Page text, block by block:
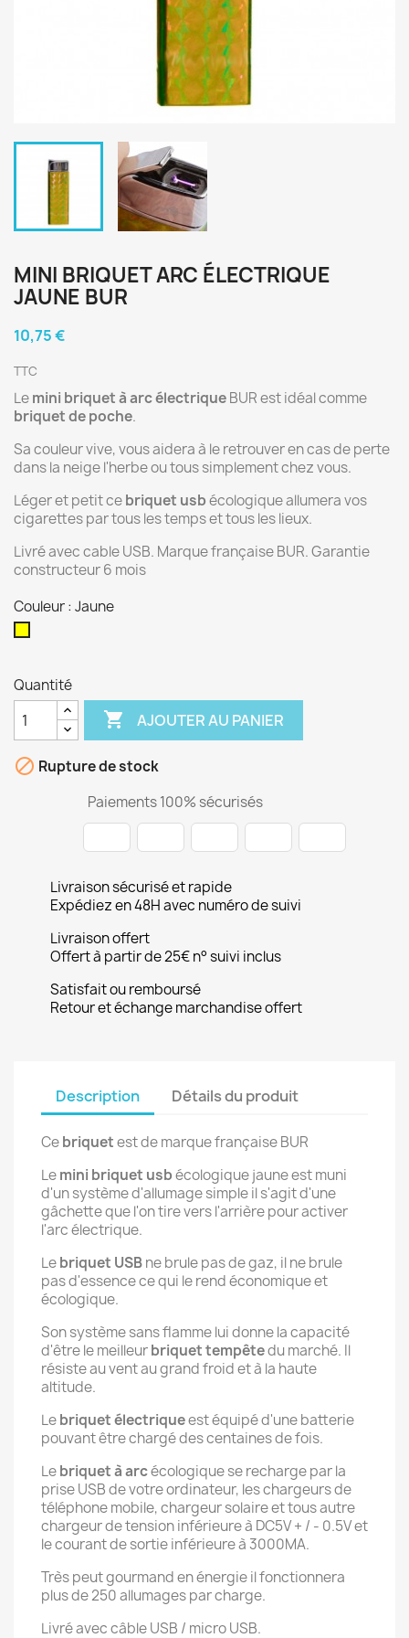
MINI BRIQUET ARC ÉLECTRIQUE
JAUNE BUR
10,75 €
TTC
Lemini briquet à arc électriqueBUR est idéal comme
briquet de poche.
Sa couleur vive, vous aidera à le retrouver en cas de perte
dans la neige l'herbe ou tous simplement chez vous.
Léger et petit cebriquet usbécologique allumera vos
cigarettes par tous les temps et tous les lieux.
Livré avec cable USB. Marque française BUR. Garantie
constructeur 6 mois
Couleur : Jaune
Quantité
 AJOUTER AU PANIER
 Rupture de stock
Paiements 100% sécurisés
Livraison sécurisé et rapide
Expédiez en 48H avec numéro de suivi
Livraison offert
Offert à partir de 25€ n° suivi inclus
Satisfait ou remboursé
Retour et échange marchandise offert
Description Détails du produit
Cebriquetest de marque française BUR
Lemini briquet usbécologique jaune est muni
d'un système d'allumage simple il s'agit d'une
gâchette que l'on tire vers l'arrière pour activer
l'arc électrique.
Lebriquet USBne brule pas de gaz, il ne brule
pas d'essence ce qui le rend économique et
écologique.
Son système sans flamme lui donne la capacité
d'être le meilleurbriquet tempêtedu marché. Il
résiste au vent au grand froid et à la haute
altitude.
Lebriquet électriqueest équipé d'une batterie
pouvant être chargé des centaines de fois.
Lebriquet à arcécologique se recharge par la
prise USB de votre ordinateur, les chargeurs de
téléphone mobile, chargeur solaire et tous autre
chargeur de tension inférieure à DC5V + / - 0.5V et
le courant de sortie inférieure à 3000MA.
Très peut gourmand en énergie il fonctionnera
plus de 250 allumages par charge.
Livré avec câble USB / micro USB.